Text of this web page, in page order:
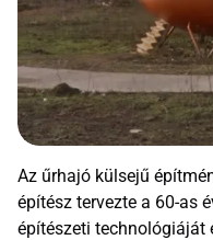
Az űrhajó külsejű
építész tervezte a 60-as
építészeti technológiáját